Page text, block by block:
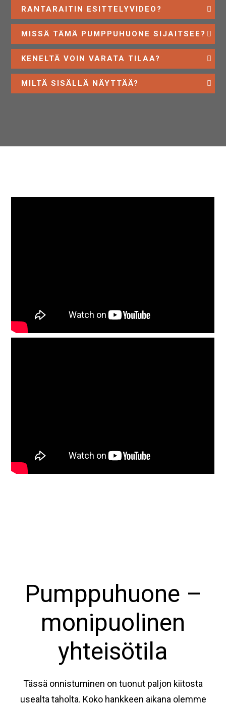
1 2 3 … 8 9 >>>
RANTARAITIN ESITTELYVIDEO?
MISSÄ TÄMÄ PUMPPUHUONE SIJAITSEE?
KENELTÄ VOIN VARATA TILAA?
MILTÄ SISÄLLÄ NÄYTTÄÄ?
Pumppuhuone –
monipuolinen
yhteisötila
Tässä onnistuminen on tuonut paljon kiitosta
usealta taholta. Koko hankkeen aikana olemme